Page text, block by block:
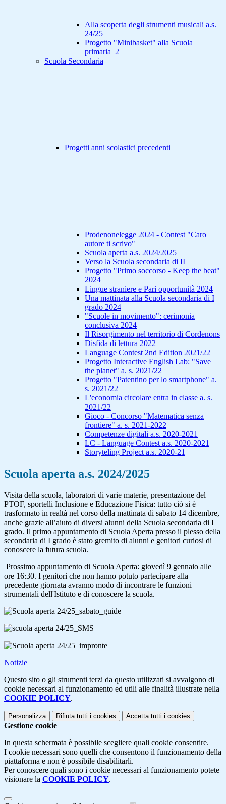
Alla scoperta degli strumenti musicali a.s.
24/25
Progetto "Minibasket" alla Scuola
primaria_2
Scuola Secondaria
Progetti anni scolastici precedenti
Prodenonelegge 2024 - Contest "Caro
autore ti scrivo"
Scuola aperta a.s. 2024/2025
Verso la Scuola secondaria di II
Progetto "Primo soccorso - Keep the beat"
2024
Lingue straniere e Pari opportunità 2024
Una mattinata alla Scuola secondaria di I
grado 2024
"Scuole in movimento": cerimonia
conclusiva 2024
Il Risorgimento nel territorio di Cordenons
Disfida di lettura 2022
Language Contest 2nd Edition 2021/22
Progetto Interactive English Lab: "Save
the planet" a. s. 2021/22
Progetto "Patentino per lo smartphone" a.
s. 2021/22
L'economia circolare entra in classe a. s.
2021/22
Gioco - Concorso "Matematica senza
frontiere" a. s. 2021-2022
Competenze digitali a.s. 2020-2021
LC - Language Contest a.s. 2020-2021
Storyteling Project a.s. 2020-21
Scuola aperta a.s. 2024/2025
Visita della scuola, laboratori di varie materie, presentazione del
PTOF, sportelli Inclusione e Educazione Fisica: tutto ciò si è
trasformato in realtà nel corso della mattinata di sabato 14 dicembre,
anche grazie all’aiuto di diversi alunni della Scuola secondaria di I
grado. Il primo appuntamento di Scuola Aperta presso il plesso della
secondaria di I grado è stato gremito di alunni e genitori curiosi di
conoscere la futura scuola.
Prossimo appuntamento di Scuola Aperta: giovedì 9 gennaio alle
ore 16:30. I genitori che non hanno potuto partecipare alla
precedente giornata avranno modo di incontrare le funzioni
strumentali dell'Istituto e di conoscere la scuola.
Notizie
Questo sito o gli strumenti terzi da questo utilizzati si avvalgono di
cookie necessari al funzionamento ed utili alle finalità illustrate nella
COOKIE POLICY.
Personalizza Rifiuta tutti i cookies Accetta tutti i cookies
Gestione cookie
In questa schermata è possibile scegliere quali cookie consentire.
I cookie necessari sono quelli che consentono il funzionamento della
piattaforma e non è possibile disabilitarli.
Per conoscere quali sono i cookie necessari al funzionamento potete
visionare la COOKIE POLICY.